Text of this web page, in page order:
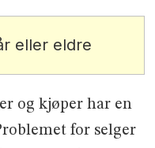
eller eldre
og kjøper har en
for selger